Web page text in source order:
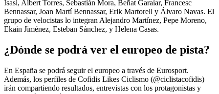
Isasi, Albert Torres, Sebastián Mora, Beñat Garaiar, Francesc
Bennassar, Joan Martí Bennassar, Erik Martorell y Álvaro Navas. El
grupo de velocistas lo integran Alejandro Martínez, Pepe Moreno,
Ekain Jiménez, Esteban Sánchez, y Helena Casas.
¿Dónde se podrá ver el europeo de pista?
En España se podrá seguir el europeo a través de Eurosport.
Además, los perfiles de Cofidis Likes Ciclismo (@ciclistacofidis)
irán compartiendo resultados, entrevistas con los protagonistas y